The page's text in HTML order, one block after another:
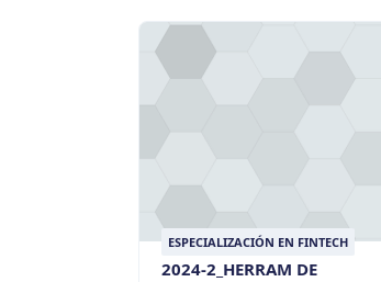
ESPECIALIZACIÓN EN FINTECH
2024-2_HERRAM DE